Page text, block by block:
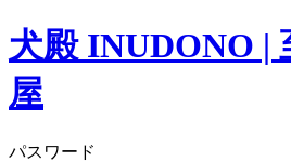
犬殿 INUDONO |
屋
パスワード